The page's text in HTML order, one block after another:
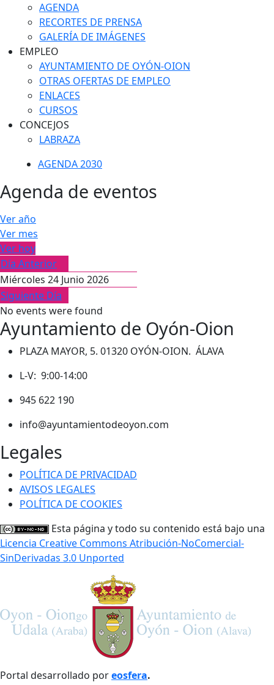
AGENDA
RECORTES DE PRENSA
GALERÍA DE IMÁGENES
EMPLEO
AYUNTAMIENTO DE OYÓN-OION
OTRAS OFERTAS DE EMPLEO
ENLACES
CURSOS
CONCEJOS
LABRAZA
AGENDA 2030
Agenda de eventos
Ver año
Ver mes
Ver hoy
Día Anterior
Miércoles 24 Junio 2026
Siguiente Día
No events were found
Ayuntamiento de Oyón-Oion
PLAZA MAYOR, 5. 01320 OYÓN-OION. ÁLAVA
L-V: 9:00-14:00
945 622 190
info@ayuntamientodeoyon.com
Legales
POLÍTICA DE PRIVACIDAD
AVISOS LEGALES
POLÍTICA DE COOKIES
Esta página y todo su contenido está bajo una
Licencia Creative Commons Atribución-NoComercial-
SinDerivadas 3.0 Unported
Portal desarrollado poreosfera.